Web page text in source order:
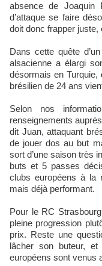
absence de Joaquin
d’attaque se faire
doit donc frapper
Dans cette quête
alsacienne a élargi
désormais en
brésilien de 24 ans
Selon nos
renseignements
dit Juan, attaquant
de jouer dos au but
sort d’une saison très
buts et 5 passes
clubs européens à la
mais déjà performant.
Pour le RC
pleine progression
prix. Reste une
lâcher son buteur,
européens sont venus